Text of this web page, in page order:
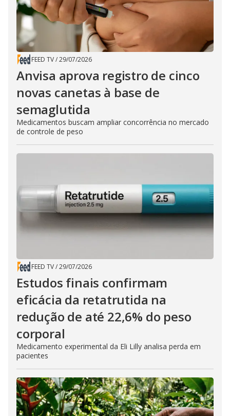
FEED TV/29/07/2026
Anvisa aprova registro de cinco
novas canetas à base de
semaglutida
Medicamentos buscam ampliar concorrência no mercado
de controle de peso
FEED TV/29/07/2026
Estudos finais confirmam
eficácia da retatrutida na
redução de até 22,6% do peso
corporal
Medicamento experimental da Eli Lilly analisa perda em
pacientes